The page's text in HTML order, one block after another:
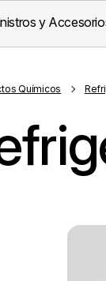
y
Químicos